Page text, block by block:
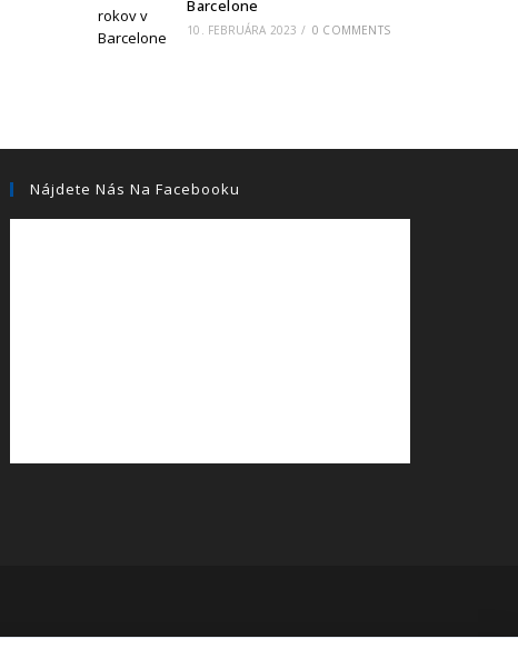
Barcelone
10. FEBRUÁRA 2023 / 0 COMMENTS
Nájdete Nás Na Facebooku